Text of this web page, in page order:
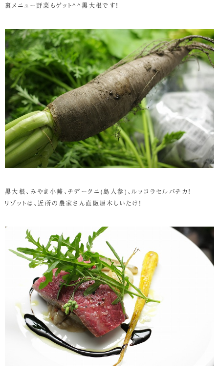
裏メニュー野菜もゲット^^黒大根です！
黒大根、みやま小蕪、チデークニ(島人参)、ルッコラセルバチカ！
リゾットは、近所の農家さん直販原木しいたけ！